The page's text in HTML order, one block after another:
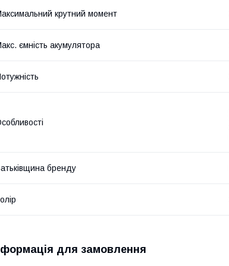
крутний момент
ємність акумулятора
бренду
для замовлення